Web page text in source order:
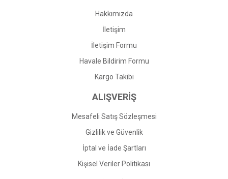
Hakkımızda
İletişim
İletişim Formu
Havale Bildirim Formu
Kargo Takibi
ALIŞVERİŞ
Mesafeli Satış Sözleşmesi
Gizlilik ve Güvenlik
İptal ve İade Şartları
Kişisel Veriler Politikası